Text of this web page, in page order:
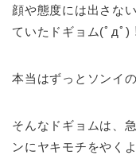
顔や態度には出さな
ていたドギョム(ﾟдﾟ)
本当はずっとソンイ
そんなドギョムは、
ンにヤキモチをやく